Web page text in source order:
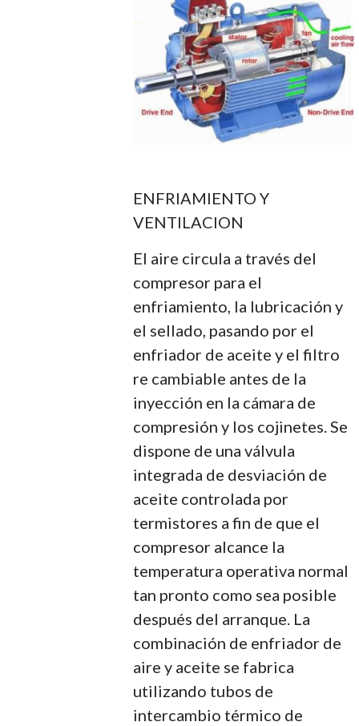
ENFRIAMIENTO Y
VENTILACION
El aire circula a través del
compresor para el
enfriamiento, la lubricación y
el sellado, pasando por el
enfriador de aceite y el filtro
re cambiable antes de la
inyección en la cámara de
compresión y los cojinetes. Se
dispone de una válvula
integrada de desviación de
aceite controlada por
termistores a fin de que el
compresor alcance la
temperatura operativa normal
tan pronto como sea posible
después del arranque. La
combinación de enfriador de
aire y aceite se fabrica
utilizando tubos de
intercambio térmico de